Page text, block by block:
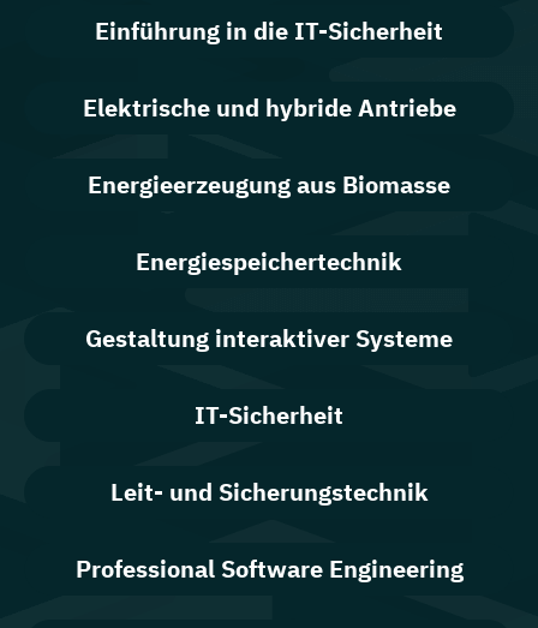
Einführung in die IT-Sicherheit
Elektrische und hybride Antriebe
Energieerzeugung aus Biomasse
Energiespeichertechnik
Gestaltung interaktiver Systeme
IT-Sicherheit
Leit- und Sicherungstechnik
Professional Software Engineering